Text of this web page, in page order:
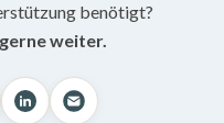
benötigt?
weiter.